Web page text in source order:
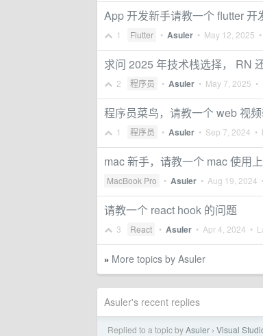
App 开发新手请教一个 flutter 开
1 Flutter • Asuler • May 12, 2025
求问 2025 年技术栈选择， RN
2 程序员 • Asuler • May 7, 2025 •
程序员菜鸟，请教一个 web 视
1 程序员 • Asuler • Sep 7, 2024 •
mac 新手，请教一个 mac 使用
MacBook Pro • Asuler • Aug 19, 2024
请教一个 react hook 的问题
3 React • Asuler • Apr 4, 2024 •
» More topics by Asuler
Asuler's recent replies
Replied to a topic byAsuler › Visual